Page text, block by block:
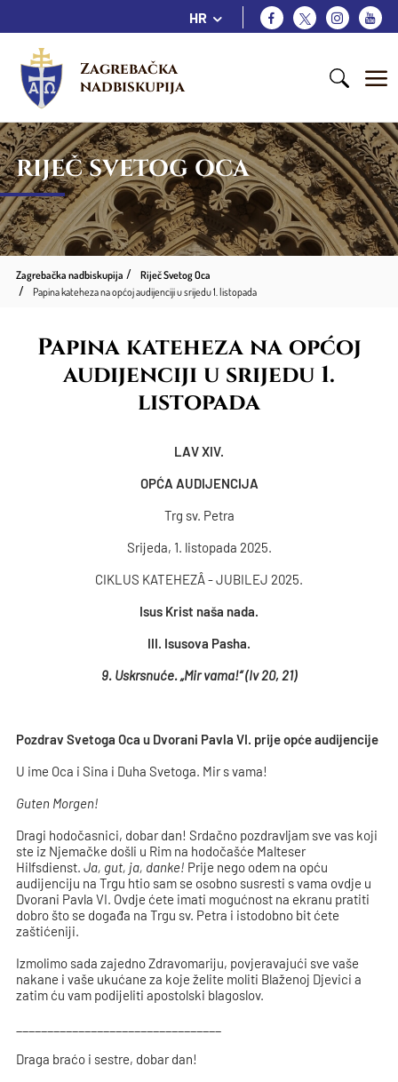
HR
Zagrebačka
nadbiskupija
RIJEČ SVETOG OCA
Zagrebačka nadbiskupija
Riječ Svetog Oca
Papina kateheza na općoj audijenciji u srijedu 1. listopada
Papina kateheza na općoj
audijenciji u srijedu 1.
listopada
LAV XIV.
OPĆA AUDIJENCIJA
Trg sv. Petra
Srijeda, 1. listopada 2025.
CIKLUS KATEHEZÂ - JUBILEJ 2025.
Isus Krist naša nada.
III. Isusova Pasha.
9. Uskrsnuće. „Mir vama!“ (Iv 20, 21)
Pozdrav Svetoga Oca u Dvorani Pavla VI. prije opće audijencije
U ime Oca i Sina i Duha Svetoga. Mir s vama!
Guten Morgen!
Dragi hodočasnici, dobar dan! Srdačno pozdravljam sve vas koji
ste iz Njemačke došli u Rim na hodočašće Malteser
Hilfsdienst.Ja, gut, ja, danke! Prije nego odem na opću
audijenciju na Trgu htio sam se osobno susresti s vama ovdje u
Dvorani Pavla VI. Ovdje ćete imati mogućnost na ekranu pratiti
dobro što se događa na Trgu sv. Petra i istodobno bit ćete
zaštićeniji.
Izmolimo sada zajedno Zdravomariju, povjeravajući sve vaše
nakane i vaše ukućane za koje želite moliti Blaženoj Djevici a
zatim ću vam podijeliti apostolski blagoslov.
Draga braćo i sestre, dobar dan!